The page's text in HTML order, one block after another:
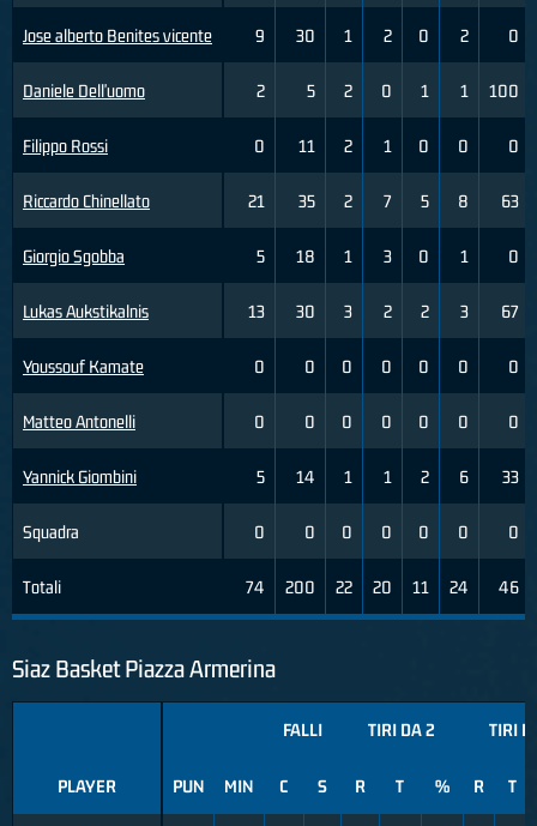
Jose alberto Benites vicente
Daniele Dell'uomo
Filippo Rossi
Riccardo Chinellato
Giorgio Sgobba
Lukas Aukstikalnis
Youssouf Kamate
Matteo Antonelli
Yannick Giombini
Squadra
Totali
9 30 1 2 0 2 0
2 5 2 0 1 1 100
0 11 2 1 0 0 0
21 35 2 7 5 8 63
5 18 1 3 0 1 0
13 30 3 2 2 3 67
0 0 0 0 0 0 0
0 0 0 0 0 0 0
5 14 1 1 2 6 33
0 0 0 0 0 0 0
74 200 22 20 11 24 46
Siaz Basket Piazza Armerina
PLAYER
FALLI TIRI DA 2 TIRI
PUN MIN C S R T % R T